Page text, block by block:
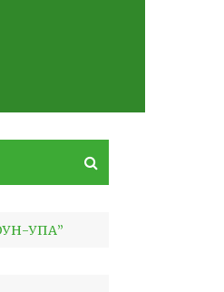
УПА”